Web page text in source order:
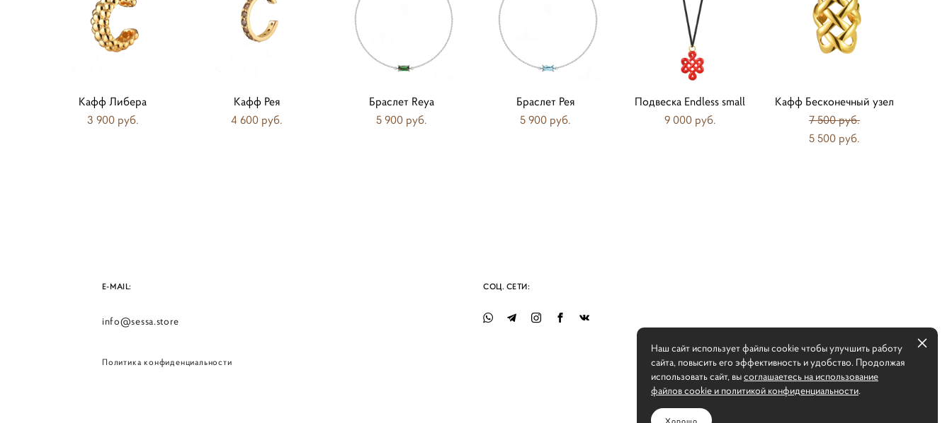
Кафф Либера
3 900 pуб.
Кафф Рея
4 600 pуб.
Браслет Reya
5 900 pуб.
Браслет Рея
5 900 pуб.
Подвеска Endless small
9 000 pуб.
Кафф Бесконечный узел
7 500 pуб.
5 500 pуб.
E-MAIL:
info@sessa.store
Политика конфиденциальности
СОЦ. СЕТИ:
Наш сайт использует файлы cookie чтобы улучшить работу
сайта, повысить его эффективность и удобство. Продолжая
использовать сайт, высоглашаетесь на использование
файлов cookie и политикой конфиденциальности.
Хорошо